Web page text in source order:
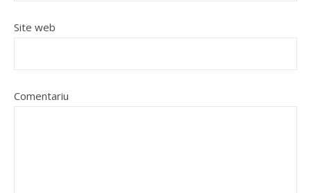
Site web
Comentariu